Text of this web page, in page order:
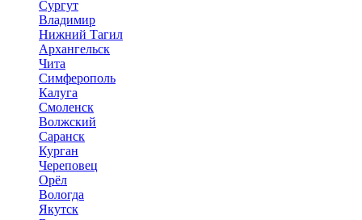
Сургут
Владимир
Нижний Тагил
Архангельск
Чита
Симферополь
Калуга
Смоленск
Волжский
Саранск
Курган
Череповец
Орёл
Вологда
Якутск